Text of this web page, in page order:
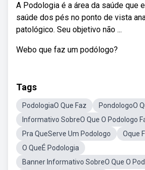
A Podologia é a área da saúde que
saúde dos pés no ponto de vista
patológico. Seu objetivo não ...
Webo que faz um podólogo?
Tags
PodologiaO Que Faz
PondologoO
Informativo SobreO Que O Podologo
Pra QueServe Um Podologo
Oque
O QueÉ Podologia
Banner Informativo SobreO Que O